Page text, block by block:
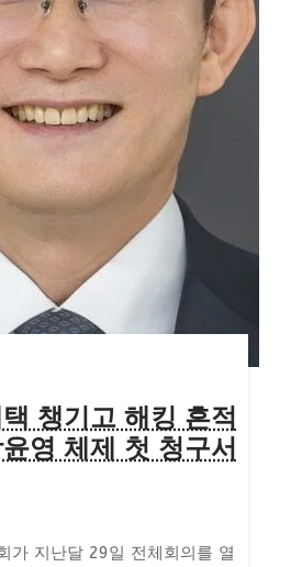
챙기고 해킹 흔적
영 체제 첫 청구서
가 지난달 29일 전체회의를 열